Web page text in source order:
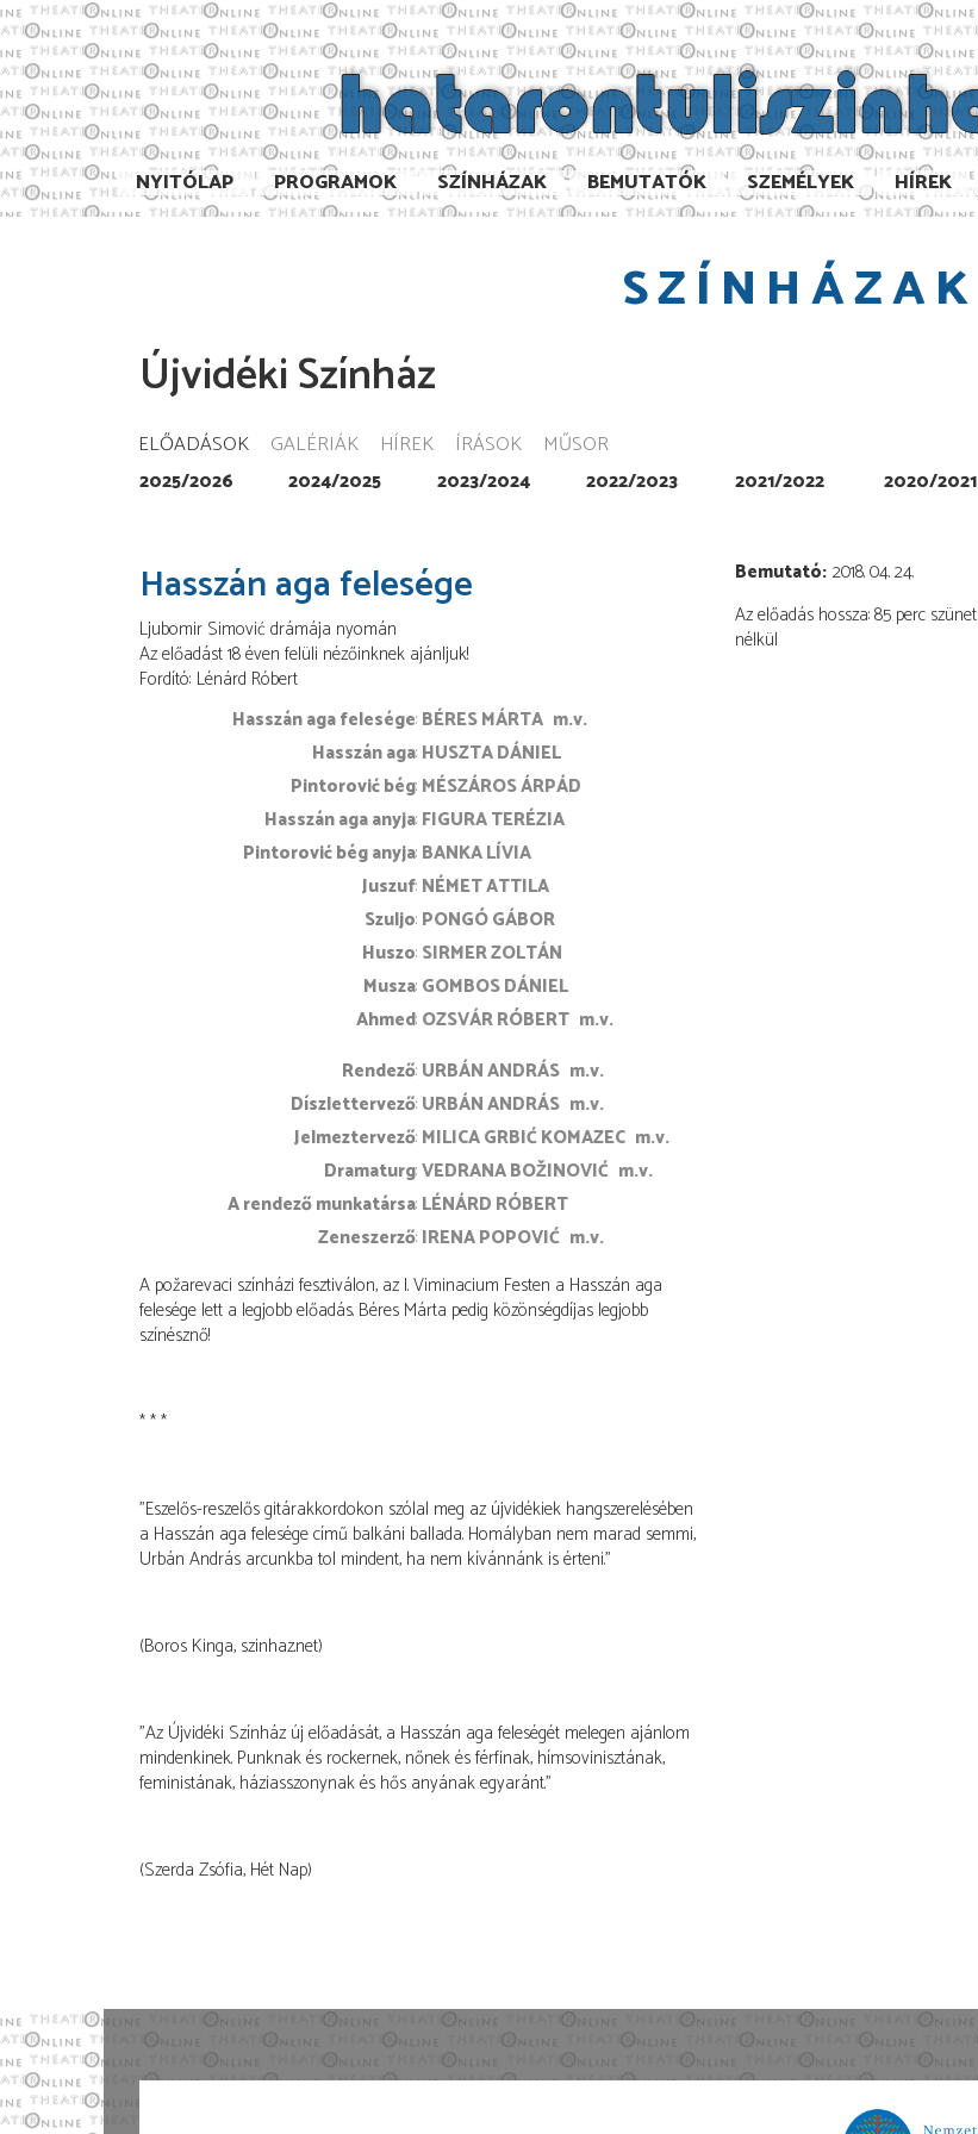
NYITÓLAP PROGRAMOK SZÍNHÁZAK BEMUTATÓK SZEMÉLYEK HÍREK
SZÍNHÁZAK
Újvidéki Színház
ELŐADÁSOK GALÉRIÁK HÍREK ÍRÁSOK MŰSOR
2025/2026 2024/2025 2023/2024 2022/2023 2021/2022 2020/2021
Hasszán aga felesége
Ljubomir Simović drámája nyomán
Az előadást 18 éven felüli nézőinknek ajánljuk!
Fordító Lénárd Róbert
Hasszán aga felesége BÉRES MÁRTA m.v.
Hasszán aga HUSZTA DÁNIEL
Pintorović bég MÉSZÁROS ÁRPÁD
Hasszán aga anyja FIGURA TERÉZIA
Pintorović bég anyja BANKA LÍVIA
Juszuf NÉMET ATTILA
Szuljo PONGÓ GÁBOR
Huszo SIRMER ZOLTÁN
Musza GOMBOS DÁNIEL
Ahmed OZSVÁR RÓBERT m.v.
rendező URBÁN ANDRÁS m.v.
díszlettervező URBÁN ANDRÁS m.v.
jelmeztervező MILICA GRBIĆ KOMAZEC m.v.
dramaturg VEDRANA BOŽINOVIĆ m.v.
a rendező munkatársa LÉNÁRD RÓBERT
zeneszerző IRENA POPOVIĆ m.v.
A požarevaci színházi fesztiválon, az I. Viminacium Festen a Hasszán aga
felesége lett a legjobb előadás. Béres Márta pedig közönségdíjas legjobb
színésznő!
* * *
"Eszelős-reszelős gitárakkordokon szólal meg az újvidékiek hangszerelésében
a Hasszán aga felesége című balkáni ballada. Homályban nem marad semmi,
Urbán András arcunkba tol mindent, ha nem kívánnánk is érteni."
(Boros Kinga, szinhaz.net)
"Az Újvidéki Színház új előadását, a Hasszán aga feleségét melegen ajánlom
mindenkinek. Punknak és rockernek, nőnek és férfinak, hímsovinisztának,
feministának, háziasszonynak és hős anyának egyaránt."
(Szerda Zsófia, Hét Nap)
Bemutató 2018. 04. 24.
Az előadás hossza: 85 perc szünet
nélkül